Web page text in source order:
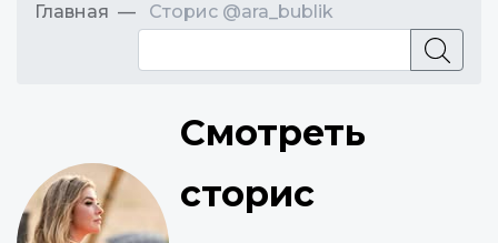
Главная Сторис @ara_bublik
Смотреть
сторис